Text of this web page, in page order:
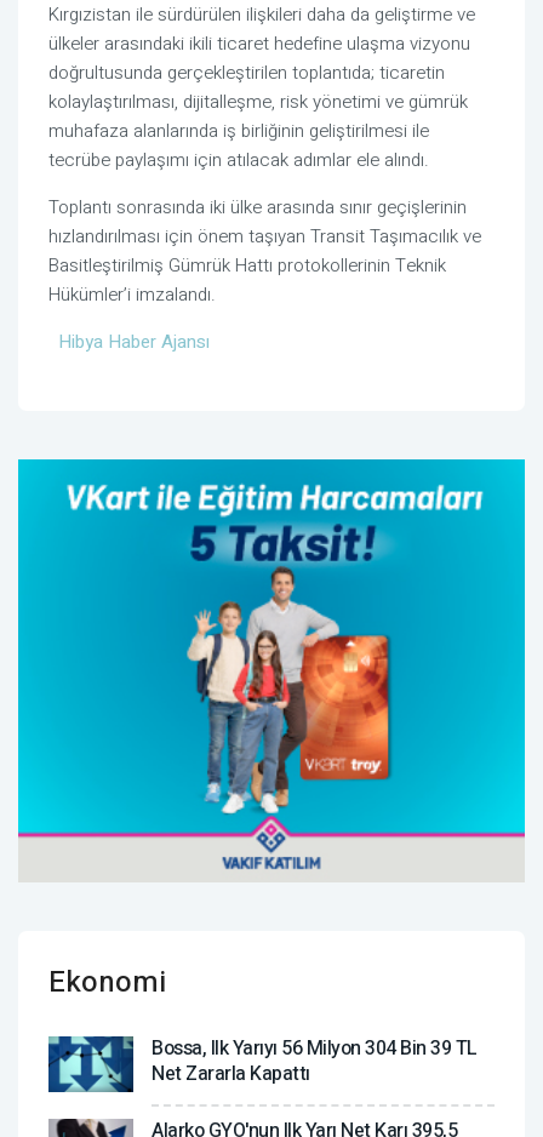
Kırgızistan ile sürdürülen ilişkileri daha da geliştirme ve
ülkeler arasındaki ikili ticaret hedefine ulaşma vizyonu
doğrultusunda gerçekleştirilen toplantıda; ticaretin
kolaylaştırılması, dijitalleşme, risk yönetimi ve gümrük
muhafaza alanlarında iş birliğinin geliştirilmesi ile
tecrübe paylaşımı için atılacak adımlar ele alındı.
Toplantı sonrasında iki ülke arasında sınır geçişlerinin
hızlandırılması için önem taşıyan Transit Taşımacılık ve
Basitleştirilmiş Gümrük Hattı protokollerinin Teknik
Hükümler’i imzalandı.
Hibya Haber Ajansı
Ekonomi
Bossa, Ilk Yarıyı 56 Milyon 304 Bin 39 TL
Net Zararla Kapattı
Alarko GYO'nun Ilk Yarı Net Karı 395,5